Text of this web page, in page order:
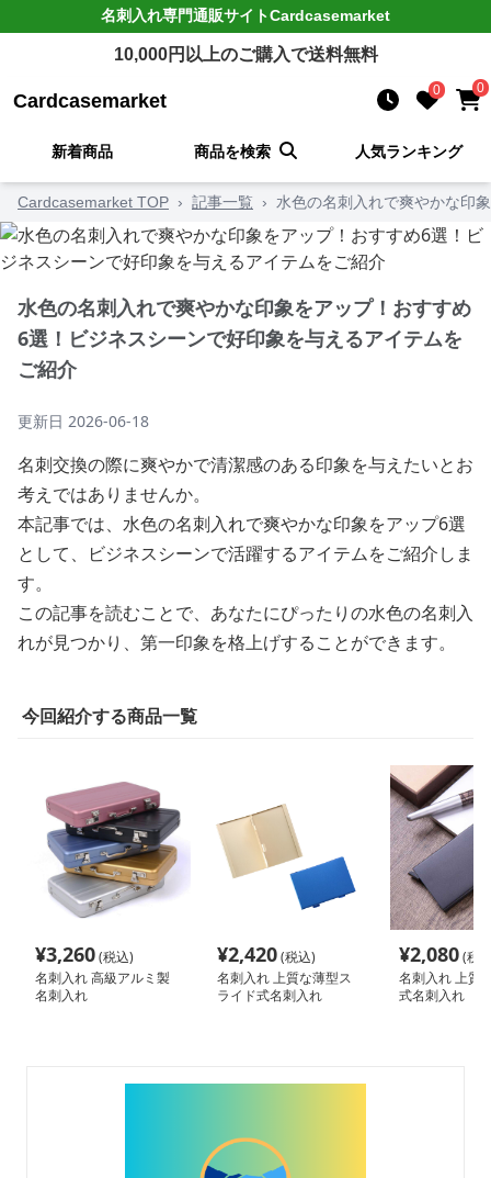
名刺入れ専門通販サイトCardcasemarket
10,000円以上のご購入で送料無料
Cardcasemarket 0 0
新着商品 商品を検索 人気ランキング
Cardcasemarket TOP › 記事一覧 › 水色の名刺入れで爽やかな印
水色の名刺入れで爽やかな印象をアップ！おすすめ
6選！ビジネスシーンで好印象を与えるアイテムを
ご紹介
更新日 2026-06-18
名刺交換の際に爽やかで清潔感のある印象を与えたいとお
考えではありませんか。
本記事では、水色の名刺入れで爽やかな印象をアップ6選
として、ビジネスシーンで活躍するアイテムをご紹介しま
す。
この記事を読むことで、あなたにぴったりの水色の名刺入
れが見つかり、第一印象を格上げすることができます。
今回紹介する商品一覧
¥3,260(税込)
名刺入れ 高級アルミ製
名刺入れ
¥2,420(税込)
名刺入れ 上質な薄型ス
ライド式名刺入れ
¥2,080(税
名刺入れ 上質
式名刺入れ